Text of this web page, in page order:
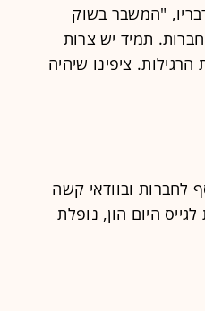
"המשבר בשוק
תמיד יש צרות
ציפינו שיהיה
לחברות ובוודאי קשה
היום הון, נופלת